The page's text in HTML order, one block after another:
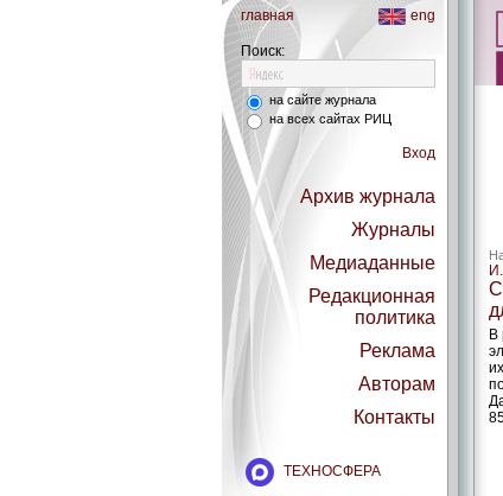
главная eng
Поиск:
на сайте журнала
на всех сайтах РИЦ
Вход
Архив журнала
Журналы
Медиаданные
Редакционная
политика
Реклама
Авторам
Контакты
ТЕХНОСФЕРА
В